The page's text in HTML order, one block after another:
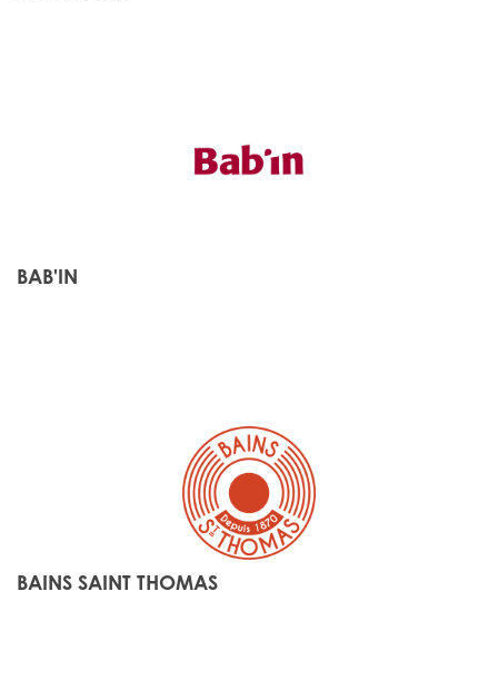
BAB'IN
BAINS SAINT THOMAS